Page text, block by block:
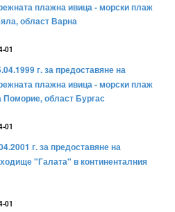
плажна ивица - морски плаж
област Варна
01
г. за предоставяне на
плажна ивица - морски плаж
област Бургас
01
г. за предоставяне на
"Галата" в континенталния
01